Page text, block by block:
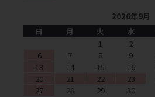
2026年9月
日
月 火 水
1
2
6
7 8 9
13
14 15 16
20
21 22 23
27
28 29 30